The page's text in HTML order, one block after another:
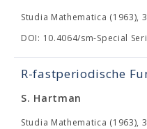
Studia Mathematica (1963),
DOI: 10.4064/sm-Special
R-fastperiodische
S. Hartman
Studia Mathematica (1963),